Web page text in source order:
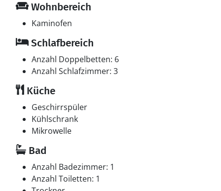
Wohnbereich
Kaminofen
Schlafbereich
Anzahl Doppelbetten: 6
Anzahl Schlafzimmer: 3
Küche
Geschirrspüler
Kühlschrank
Mikrowelle
Bad
Anzahl Badezimmer: 1
Anzahl Toiletten: 1